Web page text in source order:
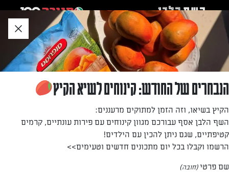
לאזור
תוכן
תחתון
חזרה לעמוד הבית
שולמית זרקא
—
הנבחרים של החודש: קינוחים לשיא הקיץ
הקיץ בשיאו, וזה הזמן למתוקים מרעננים:
השף הלבן אסף עבורכם מגוון קינוחים עם פירות עונתיים, קרמים
קטיפתיים, שגם ניתן להכין עם הילדים!
הרשמו וקבלו בכל יום מתכונים חדשים וטעימים>>
שם פרטי(חובה)